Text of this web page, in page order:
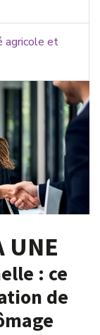
agricole et
UNE
: ce
de